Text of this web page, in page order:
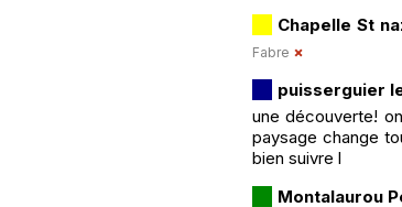
Chapelle St
Fabre
puisserguier
une découverte!
paysage change
bien suivre l
Montalaurou